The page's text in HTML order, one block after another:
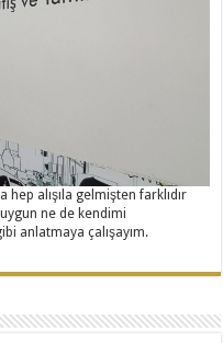
hep alışıla gelmişten farklıdır
ne de kendimi
anlatmaya çalışayım.